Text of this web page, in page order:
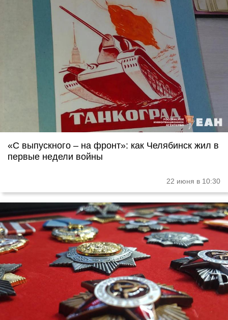
«С выпускного – на фронт»: как Челябинск жил в
первые недели войны
22 июня в 10:30